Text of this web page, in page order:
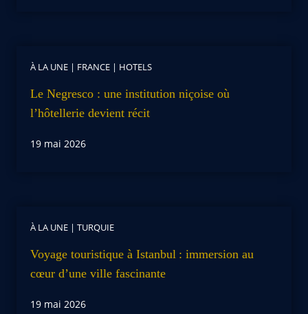
À LA UNE | FRANCE | HOTELS
Le Negresco : une institution niçoise où
l’hôtellerie devient récit
19 mai 2026
À LA UNE | TURQUIE
Voyage touristique à Istanbul : immersion au
cœur d’une ville fascinante
19 mai 2026